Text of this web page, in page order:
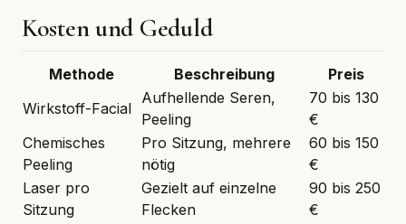
Kosten und Geduld
Methode Beschreibung
Preis
Wirkstoff-Facial
Aufhellende Seren,
Peeling
70 bis 130
€
Chemisches
Peeling
Pro Sitzung, mehrere
nötig
60 bis 150
€
Laser pro
Sitzung
Gezielt auf einzelne
Flecken
90 bis 250
€